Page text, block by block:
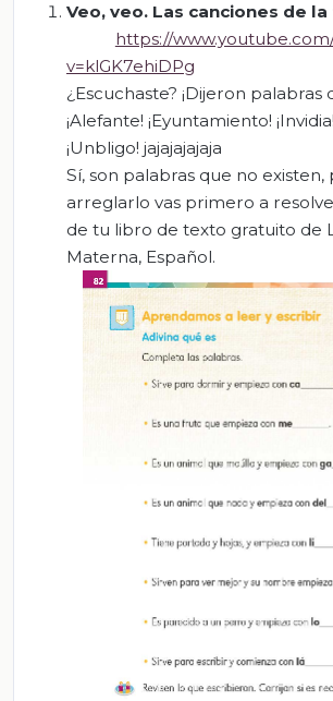
Veo, veo. Las canciones de
https://
v=klGK7ehiDPg
¿Escuchaste? ¡Dijeron palabras
¡Alefante! ¡Eyuntamiento!
¡Unbligo! jajajajajaja
Sí, son palabras que no existen,
arreglarlo vas primero a
de tu libro de texto gratuito de
Materna, Español.